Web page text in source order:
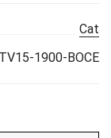
Cat
1900-BOCE